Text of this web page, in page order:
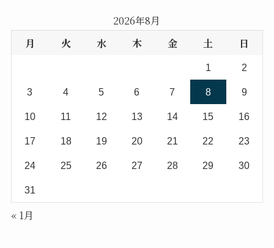
2026年8月
月
火 水 木 金 土 日
1 2
3 4 5 6 7 8 9
10 11 12 13 14 15 16
17 18 19 20 21 22 23
24 25 26 27 28 29 30
31
« 1月